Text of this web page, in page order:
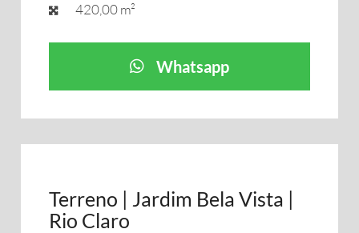
420,00 m²
Whatsapp
Terreno | Jardim Bela Vista |
Rio Claro